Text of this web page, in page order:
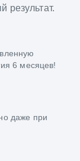
результат.
6 месяцев!
даже при